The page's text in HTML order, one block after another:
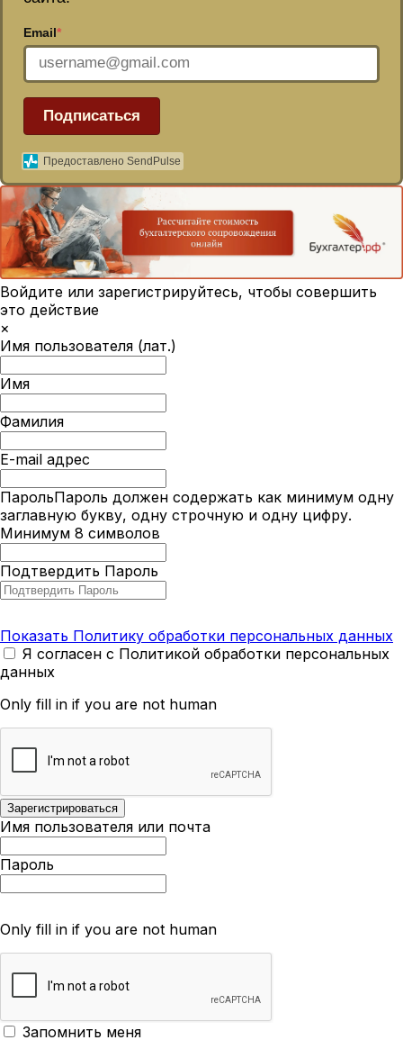
Email*
Подписаться
Предоставлено SendPulse
Войдите или зарегистрируйтесь, чтобы совершить
это действие
×
Имя пользователя (лат.)
Имя
Фамилия
E-mail адрес
ПарольПароль должен содержать как минимум одну
заглавную букву, одну строчную и одну цифру.
Минимум 8 символов
Подтвердить Пароль
Показать Политику обработки персональных данных
Я согласен с Политикой обработки персональных
данных
Only fill in if you are not human
Имя пользователя или почта
Пароль
Only fill in if you are not human
Запомнить меня